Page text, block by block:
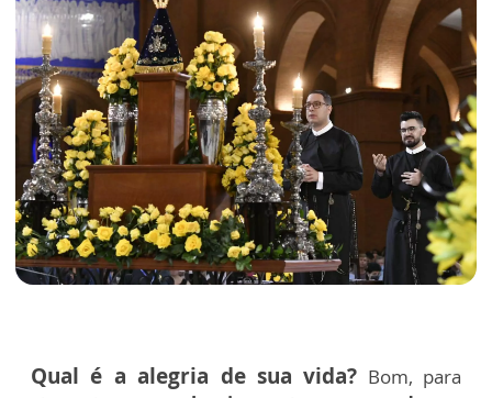
Qual é a alegria de sua vida? Bom, para